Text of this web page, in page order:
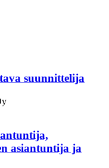
suunnittelija
asiantuntija ja